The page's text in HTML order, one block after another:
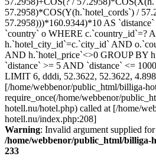
57.2958)*COS(Y(h.`hotel_cords`) /
57.2958)))*160.9344)*10 AS
`country` o WHERE c.`country_id`=?
h.`hotel_city_id`=c.`city_id` AND
AND h.`hotel_price`<>0 GROUP BY
`distance` >= 5 AND `distance` <=
LIMIT 6, dddi, 52.3622, 52.3622,
[/home/webbenor/public_html/billiga-
require_once(/home/webbenor/
hotell.nu/hotel.php) called at [/home/
hotell.nu/index.php:208]
Warning: Invalid argument supplied
/home/webbenor/public_html/billiga-
233